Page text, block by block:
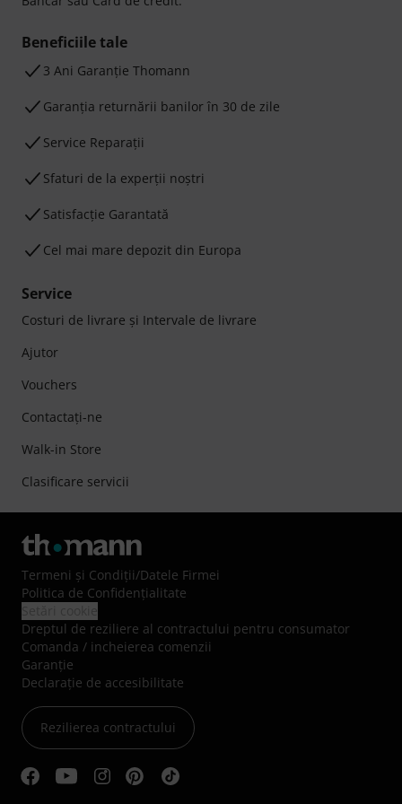
Beneficiile tale
3 Ani Garanție Thomann
Garanţia returnării banilor în 30 de zile
Service Reparații
Sfaturi de la experții noștri
Satisfacție Garantată
Cel mai mare depozit din Europa
Service
Costuri de livrare şi Intervale de livrare
Ajutor
Vouchers
Contactaţi-ne
Walk-in Store
Clasificare servicii
Termeni şi Condiţii/Datele Firmei
Politica de Confidenţialitate
Dreptul de reziliere al contractului pentru consumator
Comanda / incheierea comenzii
Garanție
Declarație de accesibilitate
Rezilierea contractului